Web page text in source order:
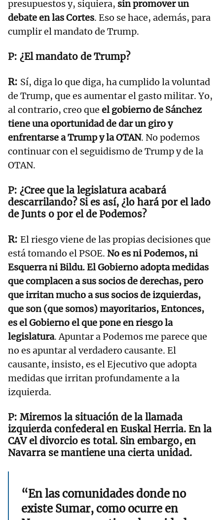
presupuestos y, siquiera, sin promover un
debate en las Cortes. Eso se hace, además, para
cumplir el mandato de Trump.
¿El mandato de Trump?
Sí, diga lo que diga, ha cumplido la voluntad
de Trump, que es aumentar el gasto militar. Yo,
al contrario, creo que el gobierno de Sánchez
tiene una oportunidad de dar un giro y
enfrentarse a Trump y la OTAN. No podemos
continuar con el seguidismo de Trump y de la
OTAN.
¿Cree que la legislatura acabará
descarrilando? Si es así, ¿lo hará por el lado
de Junts o por el de Podemos?
El riesgo viene de las propias decisiones que
está tomando el PSOE. No es ni Podemos, ni
Esquerra ni Bildu. El Gobierno adopta medidas
que complacen a sus socios de derechas, pero
que irritan mucho a sus socios de izquierdas,
que son (que somos) mayoritarios, Entonces,
es el Gobierno el que pone en riesgo la
legislatura. Apuntar a Podemos me parece que
no es apuntar al verdadero causante. El
causante, insisto, es el Ejecutivo que adopta
medidas que irritan profundamente a la
izquierda.
Miremos la situación de la llamada
izquierda confederal en Euskal Herria. En la
CAV el divorcio es total. Sin embargo, en
Navarra se mantiene una cierta unidad.
“En las comunidades donde no
existe Sumar, como ocurre en